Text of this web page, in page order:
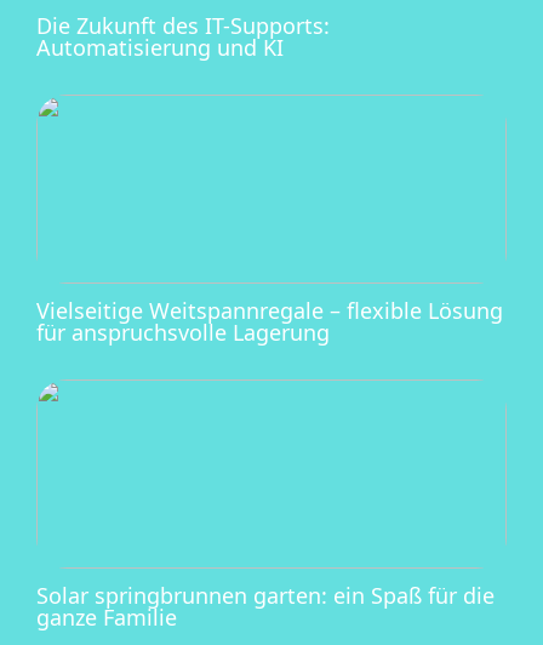
Die Zukunft des IT-Supports:
Automatisierung und KI
Vielseitige Weitspannregale – flexible Lösung
für anspruchsvolle Lagerung
Solar springbrunnen garten: ein Spaß für die
ganze Familie